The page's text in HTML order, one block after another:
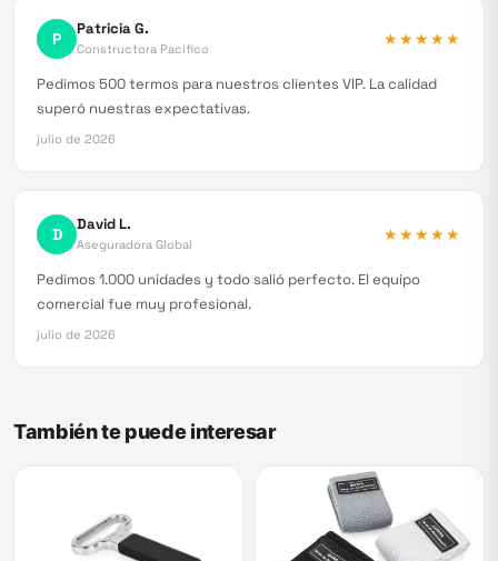
P Patricia G.
Constructora Pacífico
★★★★★
Pedimos 500 termos para nuestros clientes VIP. La calidad
superó nuestras expectativas.
julio de 2026
D David L.
Aseguradora Global
★★★★★
Pedimos 1.000 unidades y todo salió perfecto. El equipo
comercial fue muy profesional.
julio de 2026
También te puede interesar